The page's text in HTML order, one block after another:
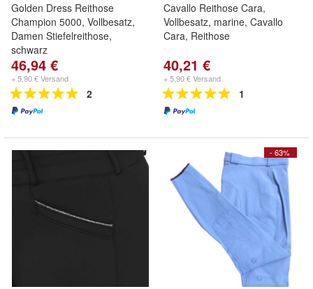
Golden Dress Reithose
Champion 5000, Vollbesatz,
Damen Stiefelreithose,
schwarz
46,94 €
+ 5,90 € Versand
2
Cavallo Reithose Cara,
Vollbesatz, marine, Cavallo
Cara, Reithose
40,21 €
+ 5,90 € Versand
1
- 63%